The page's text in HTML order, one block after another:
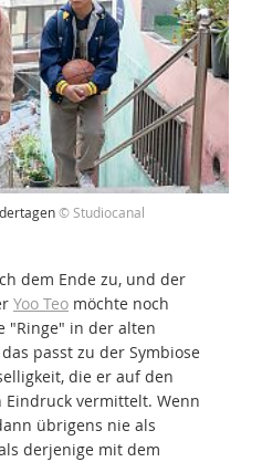
© Studiocanal
dem Ende zu, und der
Yoo Teo möchte noch
"Ringe" in der alten
passt zu der Symbiose
die er auf den
vermittelt. Wenn
übrigens nie als
derjenige mit dem